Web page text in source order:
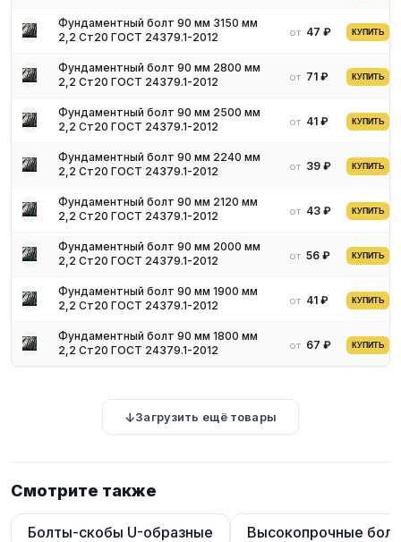
Области применения
разнообразных типов, например: в стеллажах, металлических
фермах, лестницах, ограждениях, опорах. Соединение болтами
является альтернативой сварному соединению. Характерная
особенность соединения – его разъемность.
Возведение сооружений невозможно без сборки
металлоконструкций, которые служат своеобразным
сэндвич-панели, кирпич, отделочные материалы.
Металлоконструкции быстро собираются на болтовых
соединениях.
Натяжение при сборке металлических конструкций
периодическая проверка корректности работы ключа в
соответствии с действующими нормами.
Фундаментный болт 90 мм 3150 мм
2,2 Ст20 ГОСТ 24379.1-2012
от 47 ₽ КУПИТЬ
Фундаментный болт 90 мм 2800 мм
2,2 Ст20 ГОСТ 24379.1-2012
от 71 ₽ КУПИТЬ
Фундаментный болт 90 мм 2500 мм
2,2 Ст20 ГОСТ 24379.1-2012
от 41 ₽ КУПИТЬ
Фундаментный болт 90 мм 2240 мм
2,2 Ст20 ГОСТ 24379.1-2012
от 39 ₽ КУПИТЬ
Фундаментный болт 90 мм 2120 мм
2,2 Ст20 ГОСТ 24379.1-2012
от 43 ₽ КУПИТЬ
Фундаментный болт 90 мм 2000 мм
2,2 Ст20 ГОСТ 24379.1-2012
от 56 ₽ КУПИТЬ
Фундаментный болт 90 мм 1900 мм
2,2 Ст20 ГОСТ 24379.1-2012
от 41 ₽ КУПИТЬ
Фундаментный болт 90 мм 1800 мм
2,2 Ст20 ГОСТ 24379.1-2012
от 67 ₽ КУПИТЬ
Загрузить ещё товары
Смотрите также
Болты-скобы U-образные Высокопрочные